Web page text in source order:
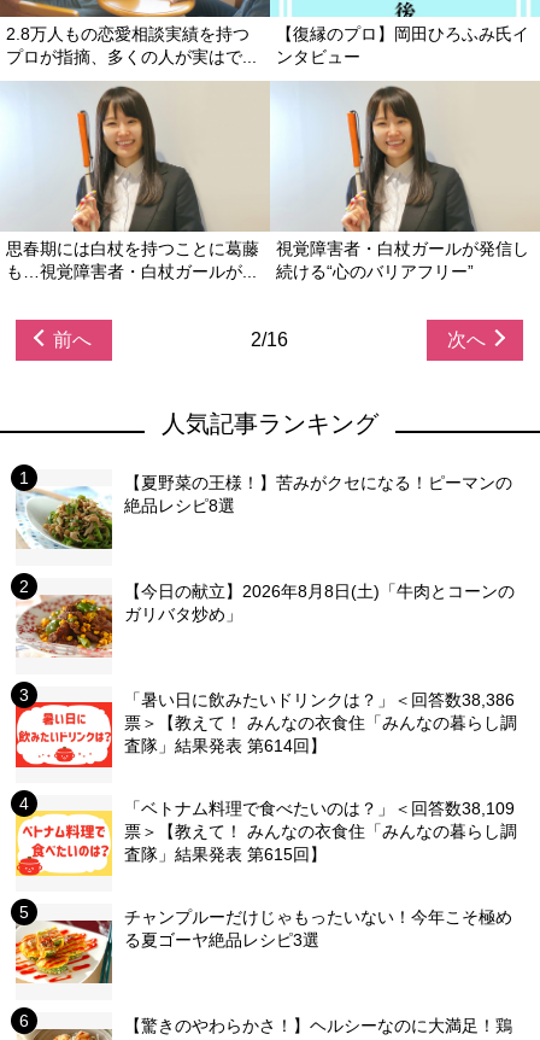
2.8万人もの恋愛相談実績を持つ
プロが指摘、多くの人が実はで...
【復縁のプロ】岡田ひろふみ氏イ
ンタビュー
思春期には白杖を持つことに葛藤
も…視覚障害者・白杖ガールが...
視覚障害者・白杖ガールが発信し
続ける“心のバリアフリー”
前へ 2/16 次へ
人気記事ランキング
【夏野菜の王様！】苦みがクセになる！ピーマンの
絶品レシピ8選
【今日の献立】2026年8月8日(土)「牛肉とコーンの
ガリバタ炒め」
「暑い日に飲みたいドリンクは？」＜回答数38,386
票＞【教えて！ みんなの衣食住「みんなの暮らし調
査隊」結果発表 第614回】
「ベトナム料理で食べたいのは？」＜回答数38,109
票＞【教えて！ みんなの衣食住「みんなの暮らし調
査隊」結果発表 第615回】
チャンプルーだけじゃもったいない！今年こそ極め
る夏ゴーヤ絶品レシピ3選
【驚きのやわらかさ！】ヘルシーなのに大満足！鶏